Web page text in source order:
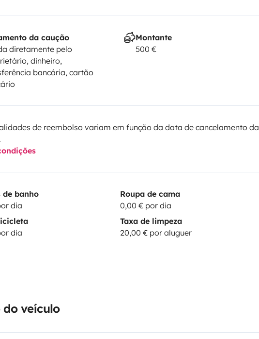
da caução
diretamente pelo
dinheiro,
bancária, cartão
Montante
500 €
de reembolso variam em função da data de cancelamento da
de banho
dia
Roupa de cama
0,00 € por dia
dia
Taxa de limpeza
20,00 € por aluguer
veículo